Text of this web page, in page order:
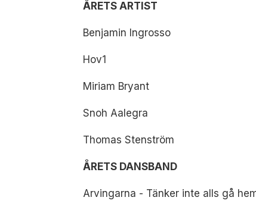
ÅRETS ARTIST
Benjamin Ingrosso
Hov1
Miriam Bryant
Snoh Aalegra
Thomas Stenström
ÅRETS DANSBAND
Arvingarna - Tänker inte alls gå